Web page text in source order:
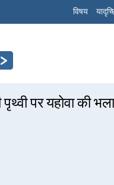
विषय
पर यहोवा की